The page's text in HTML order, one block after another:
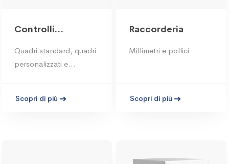
Controlli
Quadri standard, quadri
personalizzati e
Scopri di più
Raccorderia
Millimetri e pollici
Scopri di più